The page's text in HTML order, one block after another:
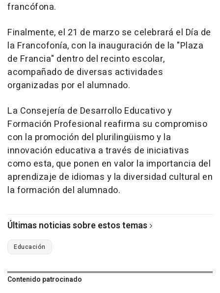
francófona.
Finalmente, el 21 de marzo se celebrará el Día de
la Francofonía, con la inauguración de la "Plaza
de Francia" dentro del recinto escolar,
acompañado de diversas actividades
organizadas por el alumnado.
La Consejería de Desarrollo Educativo y
Formación Profesional reafirma su compromiso
con la promoción del plurilingüismo y la
innovación educativa a través de iniciativas
como esta, que ponen en valor la importancia del
aprendizaje de idiomas y la diversidad cultural en
la formación del alumnado.
Últimas noticias sobre estos temas
Educación
Contenido patrocinado